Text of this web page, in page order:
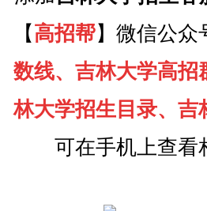
【 高招帮】微信公
数线、吉林大学高招
林大学招生目录、吉
可在手机上查看